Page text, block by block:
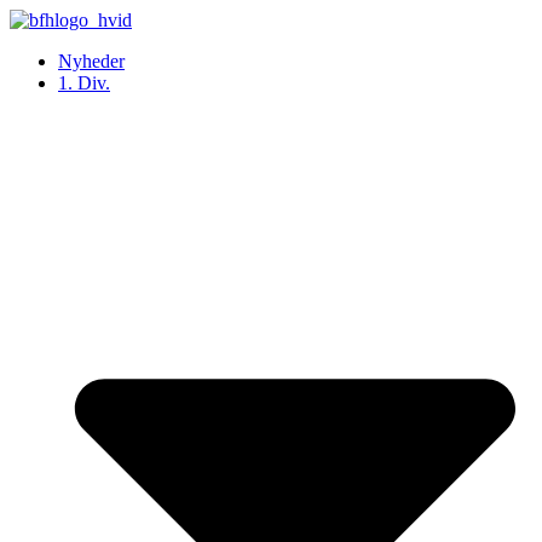
Videre
indholdNyheder
1. Div.